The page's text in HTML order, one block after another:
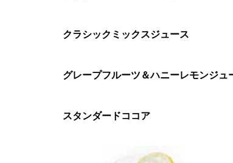
クラシックミックスジュース
グレープフルーツ＆ハニーレモンジュ
スタンダードココア